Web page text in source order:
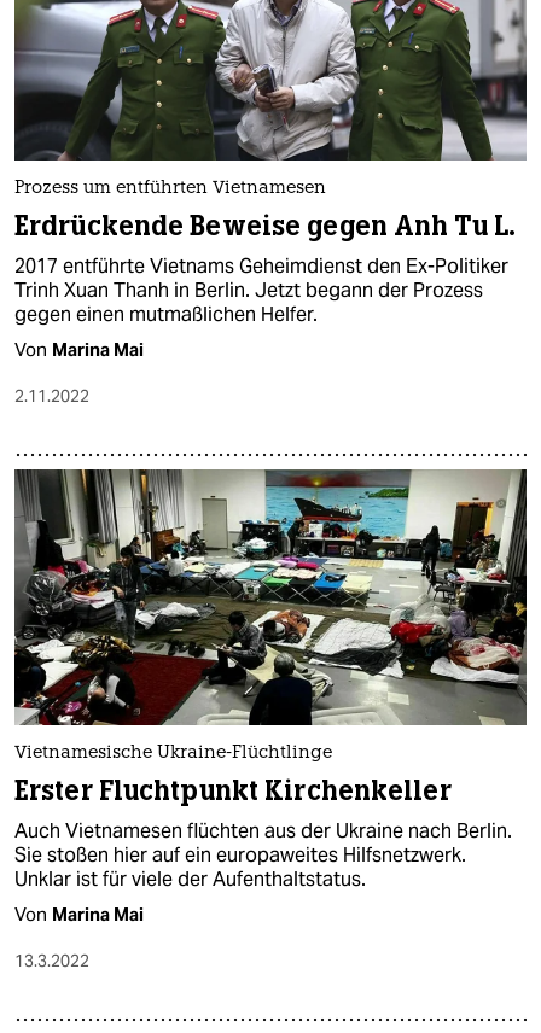
Prozess um entführten Vietnamesen
Erdrückende Beweise gegen Anh Tu L.
2017 entführte Vietnams Geheimdienst den Ex-Politiker
Trinh Xuan Thanh in Berlin. Jetzt begann der Prozess
gegen einen mutmaßlichen Helfer.
Von Marina Mai
2.11.2022
Vietnamesische Ukraine-Flüchtlinge
Erster Fluchtpunkt Kirchenkeller
Auch Vietnamesen flüchten aus der Ukraine nach Berlin.
Sie stoßen hier auf ein europaweites Hilfsnetzwerk.
Unklar ist für viele der Aufenthaltstatus.
Von Marina Mai
13.3.2022